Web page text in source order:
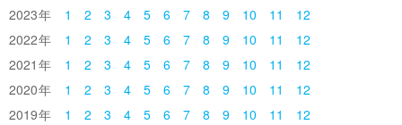
2023
1 2 3 4 5 6 7 8 9 10 11
12
2022
1 2 3 4 5 6 7 8 9 10 11
12
2021
1 2 3 4 5 6 7 8 9 10 11
12
2020
1 2 3 4 5 6 7 8 9 10 11
12
2019
1 2 3 4 5 6 7 8 9 10 11
12